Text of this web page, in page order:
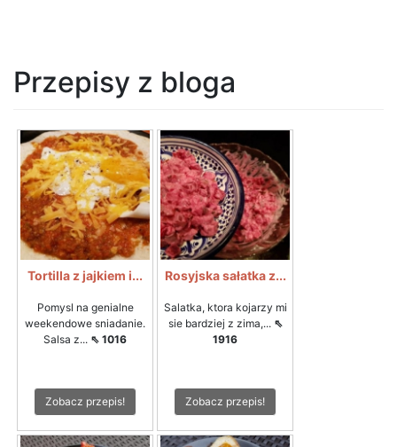
Przepisy z bloga
Tortilla z jajkiem i...
Pomysl na genialne
weekendowe sniadanie.
Salsa z... ⇖ 1016
Zobacz przepis!
Rosyjska sałatka z...
Salatka, ktora kojarzy mi
sie bardziej z zima,... ⇖
1916
Zobacz przepis!